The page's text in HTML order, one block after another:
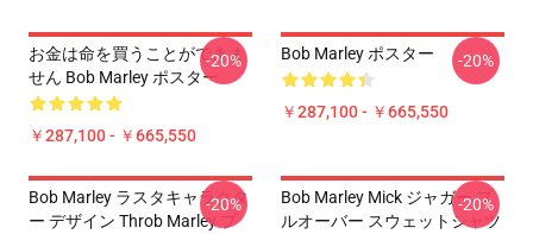
お金は命を買うことができま
せん Bob Marley ポスター
￥287,100 - ￥665,550
-20% Bob Marley ポスター
￥287,100 - ￥665,550
-20%
Bob Marley ラスタキャラクタ
ー デザイン Throb Marley プ
-20%
Bob Marley Mick ジャガー プ
ルオーバー スウェットシャツ
-20%